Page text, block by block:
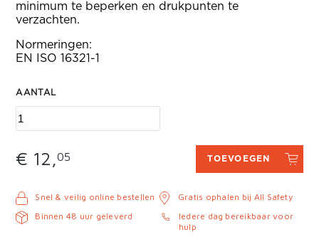
minimum te beperken en drukpunten te
verzachten.
Normeringen:
EN ISO 16321-1
AANTAL
€ 12,05 TOEVOEGEN
Snel & veilig online bestellen
Binnen 48 uur geleverd
Gratis ophalen bij All Safety
Iedere dag bereikbaar voor
hulp